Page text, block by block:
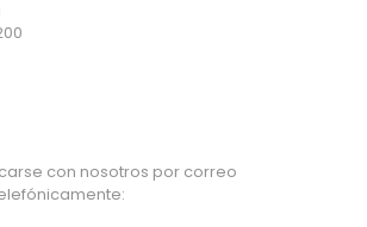
con nosotros por correo